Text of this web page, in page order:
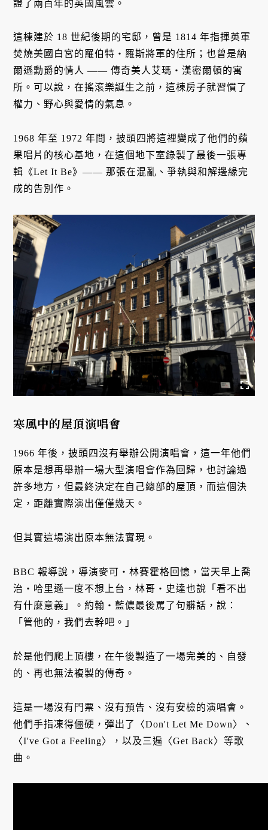
證了兩百年的英國風雲。
這棟建於 18 世紀後期的宅邸，曾是 1814 年指揮英軍
焚燒美國白宮的羅伯特・羅斯將軍的住所；也曾是納
爾遜勳爵的情人 —— 傳奇美人艾瑪・漢密爾頓的寓
所。可以說，在搖滾樂誕生之前，這棟房子就習慣了
權力、野心與愛情的氣息。
1968 年至 1972 年間，披頭四將這裡變成了他們的蘋
果唱片的核心基地，在這個地下室錄製了最後一張專
輯《Let It Be》—— 那張在混亂、爭執與和解邊緣完
成的告別作。
寒風中的屋頂演唱會
1966 年後，披頭四沒有舉辦公開演唱會，這一年他們
原本是想再舉辦一場大型演唱會作為回歸，也討論過
許多地方，但最終決定在自己總部的屋頂，而這個決
定，距離實際演出僅僅幾天。
但其實這場演出原本無法實現。
BBC 報導說，導演麥可・林賽霍格回憶，當天早上喬
治・哈里遜一度不想上台，林哥・史達也說「看不出
有什麼意義」。約翰・藍儂最後罵了句髒話，說：
「管他的，我們去幹吧。」
於是他們爬上頂樓，在午後製造了一場完美的、自發
的、再也無法複製的傳奇。
這是一場沒有門票、沒有預告、沒有安檢的演唱會。
他們手指凍得僵硬，彈出了〈Don't Let Me Down〉、
〈I've Got a Feeling〉，以及三遍〈Get Back〉等歌
曲。